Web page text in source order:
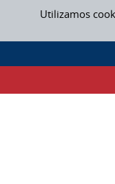
Utilizamos
Saltar al contenido